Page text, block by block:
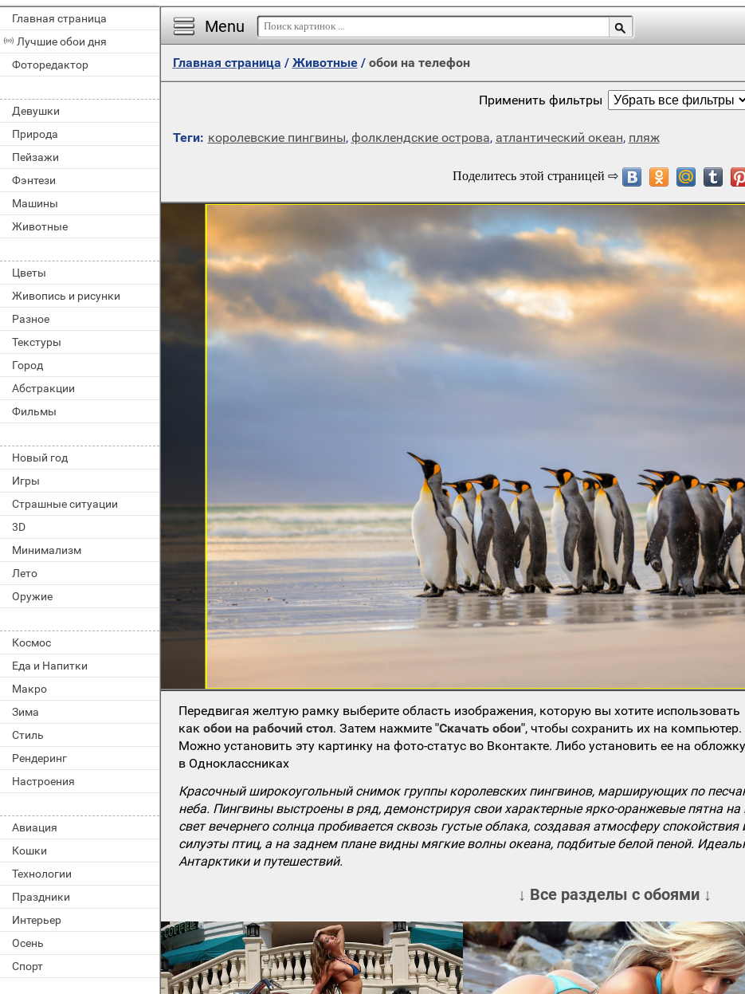
Главная страница
Лучшие обои дня
Фоторедактор
Девушки
Природа
Пейзажи
Фэнтези
Машины
Животные
Цветы
Живопись и рисунки
Разное
Текстуры
Город
Абстракции
Фильмы
Новый год
Игры
Страшные ситуации
3D
Минимализм
Лето
Оружие
Космос
Еда и Напитки
Макро
Зима
Стиль
Рендеринг
Настроения
Авиация
Кошки
Технологии
Праздники
Интерьер
Осень
Спорт
Menu
Главная страница / Животные/ обои на телефон
Применить фильтры
Теги: королевские пингвины, фолклендские острова, атлантический океан, пляж
Передвигая желтую рамку выберите область изображения, которую вы хотите использовать
какобои на рабочий стол. Затем нажмите"Скачать обои", чтобы сохранить их на компьютер.
Можно установить эту картинку на фото-статус во Вконтакте. Либо установить ее на обложку
в Одноклассниках
Красочный широкоугольный снимок группы королевских пингвинов, марширующих по
неба. Пингвины выстроены в ряд, демонстрируя свои характерные ярко-оранжевые пятна
свет вечернего солнца пробивается сквозь густые облака, создавая атмосферу
силуэты птиц, а на заднем плане видны мягкие волны океана, подбитые белой пеной.
Антарктики и путешествий.
↓ Все разделы с обоями ↓